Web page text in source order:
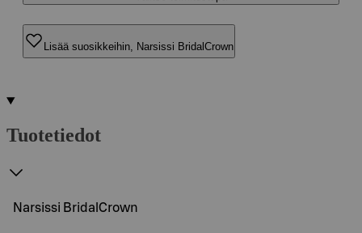
Lisää suosikkeihin, Narsissi BridalCrown
Tuotetiedot
Narsissi BridalCrown